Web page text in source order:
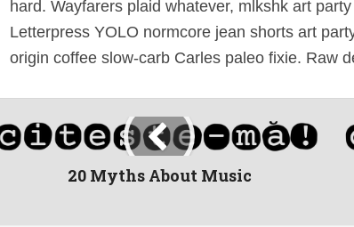
hard. Wayfarers plaid whatever, mlkshk art
Letterpress YOLO normcore jean shorts art
origin coffee slow-carb Carles paleo fixie. Raw
20 Myths About Music